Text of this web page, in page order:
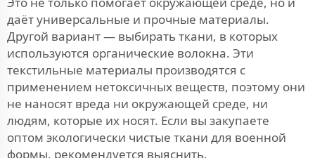
даёт универсальные и прочные материалы.
Другой вариант — выбирать ткани, в которых
используются органические волокна. Эти
текстильные материалы производятся с
применением нетоксичных веществ, поэтому они
не наносят вреда ни окружающей среде, ни
людям, которые их носят. Если вы закупаете
оптом экологически чистые ткани для военной
формы, рекомендуется выяснить,